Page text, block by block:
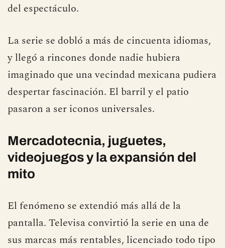
del espectáculo.
La serie se dobló a más de cincuenta idiomas,
y llegó a rincones donde nadie hubiera
imaginado que una vecindad mexicana pudiera
despertar fascinación. El barril y el patio
pasaron a ser iconos universales.
Mercadotecnia, juguetes,
videojuegos y la expansión del
mito
El fenómeno se extendió más allá de la
pantalla. Televisa convirtió la serie en una de
sus marcas más rentables, licenciado todo tipo